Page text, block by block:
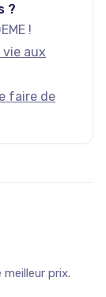
?
!
vie aux
faire de
prix.